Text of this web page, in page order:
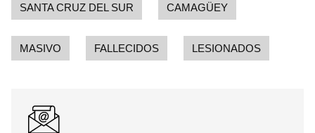
Guardar como favorito
SANTA CRUZ DEL SUR CAMAGÜEY
MASIVO FALLECIDOS LESIONADOS